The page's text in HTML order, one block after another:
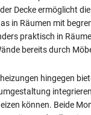
Decke ermöglicht
in Räumen mit
praktisch in
bereits durch
hingegen
können. Beide